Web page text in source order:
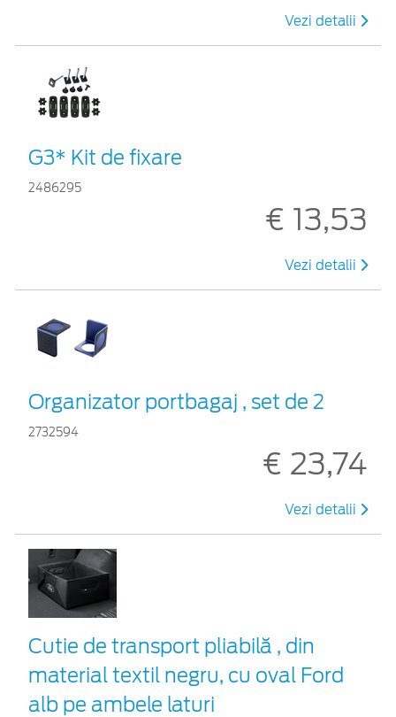
Vezi detalii
G3* Kit de fixare
2486295
€ 13,53
Vezi detalii
Organizator portbagaj , set de 2
2732594
€ 23,74
Vezi detalii
Cutie de transport pliabilă , din
material textil negru, cu oval Ford
alb pe ambele laturi